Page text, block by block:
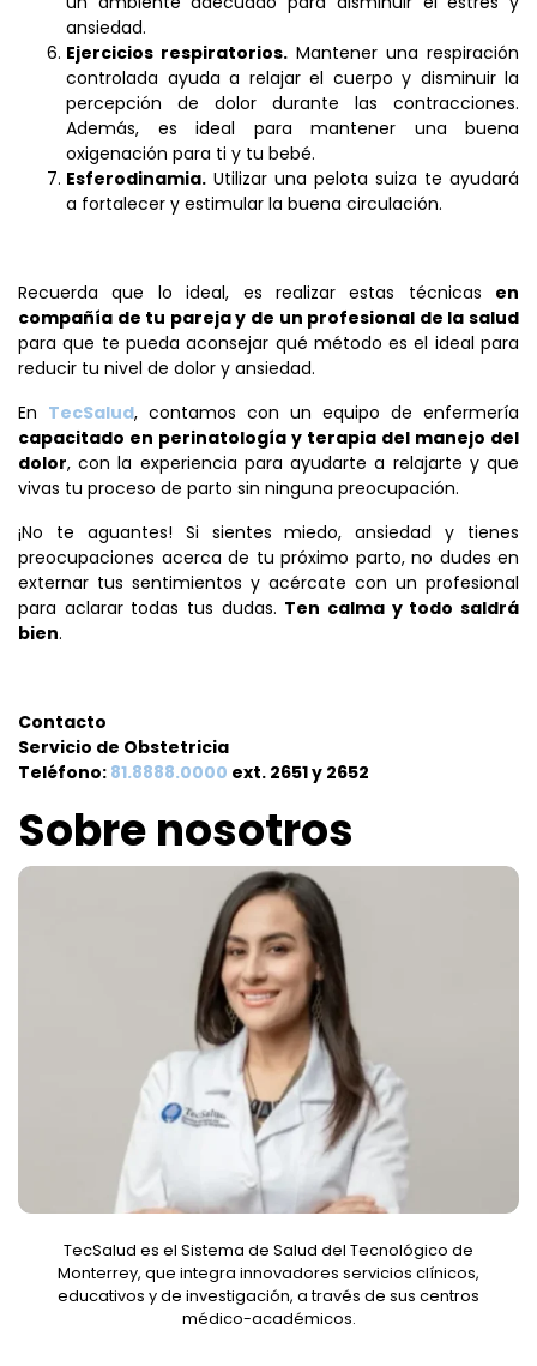
ansiedad.
Ejercicios respiratorios. Mantener una respiración
controlada ayuda a relajar el cuerpo y disminuir la
percepción de dolor durante las contracciones.
Además, es ideal para mantener una buena
oxigenación para ti y tu bebé.
Esferodinamia. Utilizar una pelota suiza te ayudará
a fortalecer y estimular la buena circulación.
Recuerda que lo ideal, es realizar estas técnicas en
compañía de tu pareja y de un profesional de la salud
para que te pueda aconsejar qué método es el ideal para
reducir tu nivel de dolor y ansiedad.
En TecSalud, contamos con un equipo de enfermería
capacitado en perinatología y terapia del manejo del
dolor, con la experiencia para ayudarte a relajarte y que
vivas tu proceso de parto sin ninguna preocupación.
¡No te aguantes! Si sientes miedo, ansiedad y tienes
preocupaciones acerca de tu próximo parto, no dudes en
externar tus sentimientos y acércate con un profesional
para aclarar todas tus dudas. Ten calma y todo saldrá
bien.
Contacto
Servicio de Obstetricia
Teléfono: 81.8888.0000 ext. 2651 y 2652
Sobre nosotros
TecSalud es el Sistema de Salud del Tecnológico de
Monterrey, que integra innovadores servicios clínicos,
educativos y de investigación, a través de sus centros
médico-académicos.